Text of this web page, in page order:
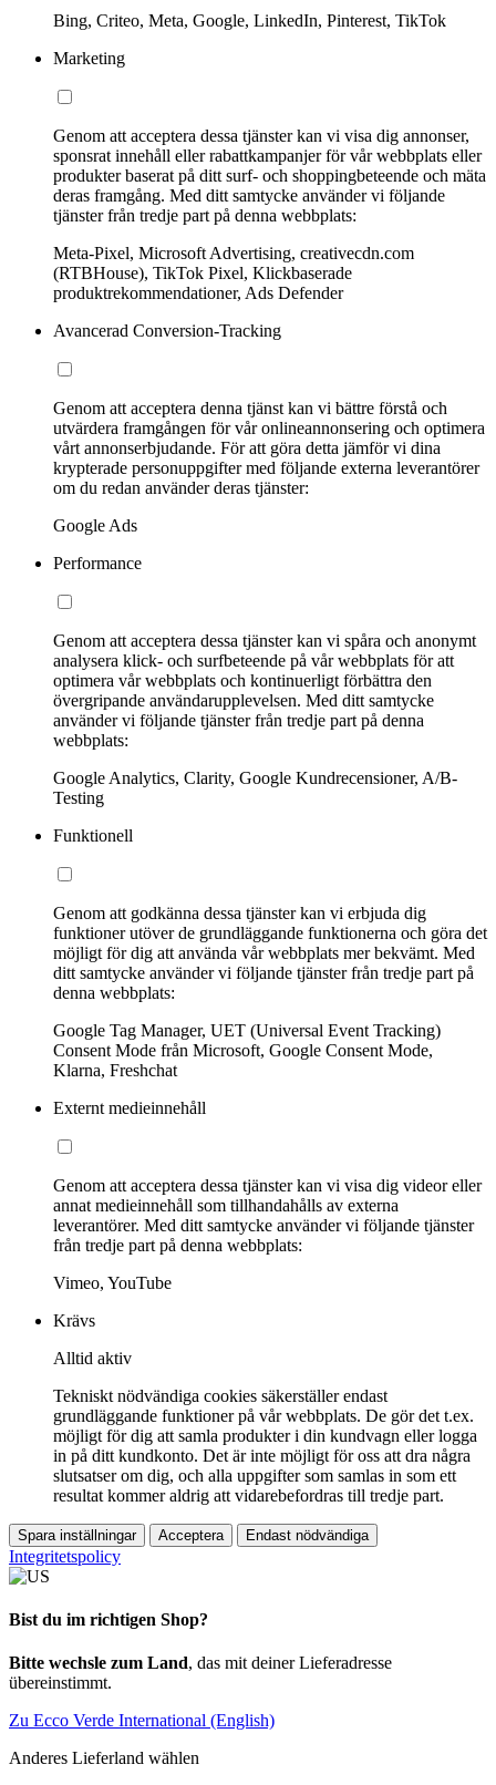
Bing, Criteo, Meta, Google, LinkedIn, Pinterest, TikTok
Marketing
Genom att acceptera dessa tjänster kan vi visa dig annonser,
sponsrat innehåll eller rabattkampanjer för vår webbplats eller
produkter baserat på ditt surf- och shoppingbeteende och mäta
deras framgång. Med ditt samtycke använder vi följande
tjänster från tredje part på denna webbplats:
Meta-Pixel, Microsoft Advertising, creativecdn.com
(RTBHouse), TikTok Pixel, Klickbaserade
produktrekommendationer, Ads Defender
Avancerad Conversion-Tracking
Genom att acceptera denna tjänst kan vi bättre förstå och
utvärdera framgången för vår onlineannonsering och optimera
vårt annonserbjudande. För att göra detta jämför vi dina
krypterade personuppgifter med följande externa leverantörer
om du redan använder deras tjänster:
Google Ads
Performance
Genom att acceptera dessa tjänster kan vi spåra och anonymt
analysera klick- och surfbeteende på vår webbplats för att
optimera vår webbplats och kontinuerligt förbättra den
övergripande användarupplevelsen. Med ditt samtycke
använder vi följande tjänster från tredje part på denna
webbplats:
Google Analytics, Clarity, Google Kundrecensioner, A/B-
Testing
Funktionell
Genom att godkänna dessa tjänster kan vi erbjuda dig
funktioner utöver de grundläggande funktionerna och göra det
möjligt för dig att använda vår webbplats mer bekvämt. Med
ditt samtycke använder vi följande tjänster från tredje part på
denna webbplats:
Google Tag Manager, UET (Universal Event Tracking)
Consent Mode från Microsoft, Google Consent Mode,
Klarna, Freshchat
Externt medieinnehåll
Genom att acceptera dessa tjänster kan vi visa dig videor eller
annat medieinnehåll som tillhandahålls av externa
leverantörer. Med ditt samtycke använder vi följande tjänster
från tredje part på denna webbplats:
Vimeo, YouTube
Krävs
Alltid aktiv
Tekniskt nödvändiga cookies säkerställer endast
grundläggande funktioner på vår webbplats. De gör det t.ex.
möjligt för dig att samla produkter i din kundvagn eller logga
in på ditt kundkonto. Det är inte möjligt för oss att dra några
slutsatser om dig, och alla uppgifter som samlas in som ett
resultat kommer aldrig att vidarebefordras till tredje part.
Spara inställningar Acceptera Endast nödvändiga
Integritetspolicy
Bist du im richtigen Shop?
Bitte wechsle zum Land, das mit deiner Lieferadresse
übereinstimmt.
Zu Ecco Verde International (English)
Anderes Lieferland wählen